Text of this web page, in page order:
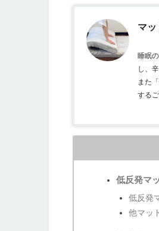
マッ
睡眠
し、
また
する
低反発マ
低反発
他マッ